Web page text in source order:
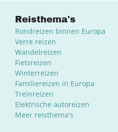
Reisthema's
Rondreizen binnen Europa
Verre reizen
Wandelreizen
Fietsreizen
Winterreizen
Familiereizen in Europa
Treinreizen
Elektrische autoreizen
Meer reisthema's